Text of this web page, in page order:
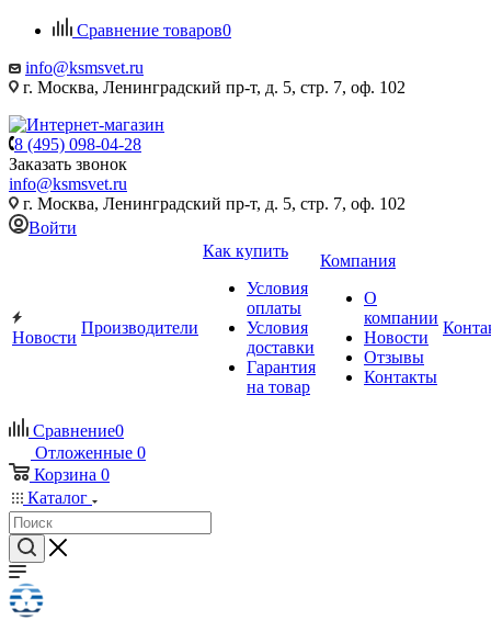
Сравнение товаров0
info@ksmsvet.ru
г. Москва, Ленинградский пр-т, д. 5, стр. 7, оф. 102
8 (495) 098-04-28
Заказать звонок
info@ksmsvet.ru
г. Москва, Ленинградский пр-т, д. 5, стр. 7, оф. 102
Войти
Новости
Производители
Как купить
Условия
оплаты
Условия
доставки
Гарантия
на товар
Компания
О
компании
Новости
Отзывы
Контакты
Сравнение0
Отложенные 0
Корзина 0
Каталог